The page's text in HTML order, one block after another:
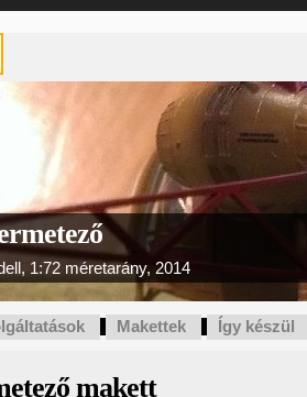
1:72 méretarány, 2014
Makettek Így készül
makett